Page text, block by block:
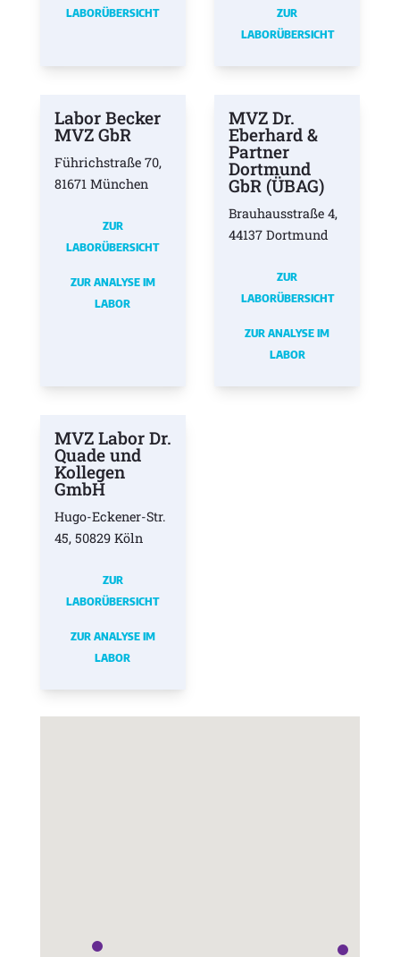
LABORÜBERSICHT
ZUR
LABORÜBERSICHT
Labor Becker
MVZ GbR
Führichstraße 70,
81671 München
ZUR
LABORÜBERSICHT
ZUR ANALYSE IM
LABOR
MVZ Dr.
Eberhard &
Partner
Dortmund
GbR (ÜBAG)
Brauhausstraße 4,
44137 Dortmund
ZUR
LABORÜBERSICHT
ZUR ANALYSE IM
LABOR
MVZ Labor Dr.
Quade und
Kollegen
GmbH
Hugo-Eckener-Str.
45, 50829 Köln
ZUR
LABORÜBERSICHT
ZUR ANALYSE IM
LABOR